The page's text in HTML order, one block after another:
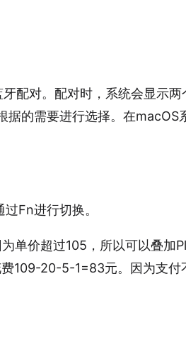
配对。配对时，系统会显示两
的需要进行选择。在macOS
Fn进行切换。
单价超过105，所以可以叠加
109-20-5-1=83元。因为支付